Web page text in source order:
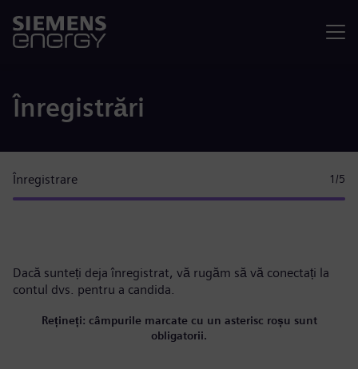
Înregistrări
Înregistrare 1 /5
Dacă sunteți deja înregistrat, vă rugăm să vă conectați la
contul dvs. pentru a candida.
Rețineți: câmpurile marcate cu un asterisc roșu sunt
obligatorii.